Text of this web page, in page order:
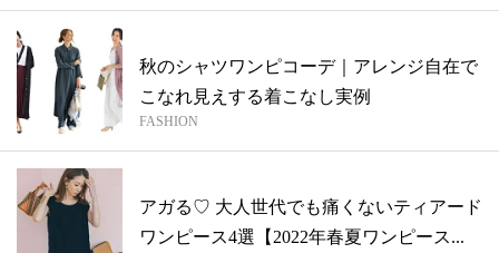
秋のシャツワンピコーデ｜アレンジ自在で
こなれ見えする着こなし実例
FASHION
アガる♡ 大人世代でも痛くないティアード
ワンピース4選【2022年春夏ワンピース...